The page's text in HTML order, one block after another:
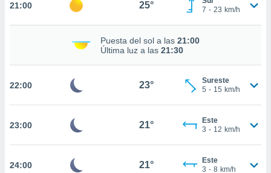
Puedes
web a
21:00 25°
7 - 23 km/h
Puesta del sol a las 21:00
Última luz a las 21:30
22:00 23°
Sureste
5 - 15 km/h
23:00 21°
Este
3 - 12 km/h
24:00 21°
Este
3 - 8 km/h